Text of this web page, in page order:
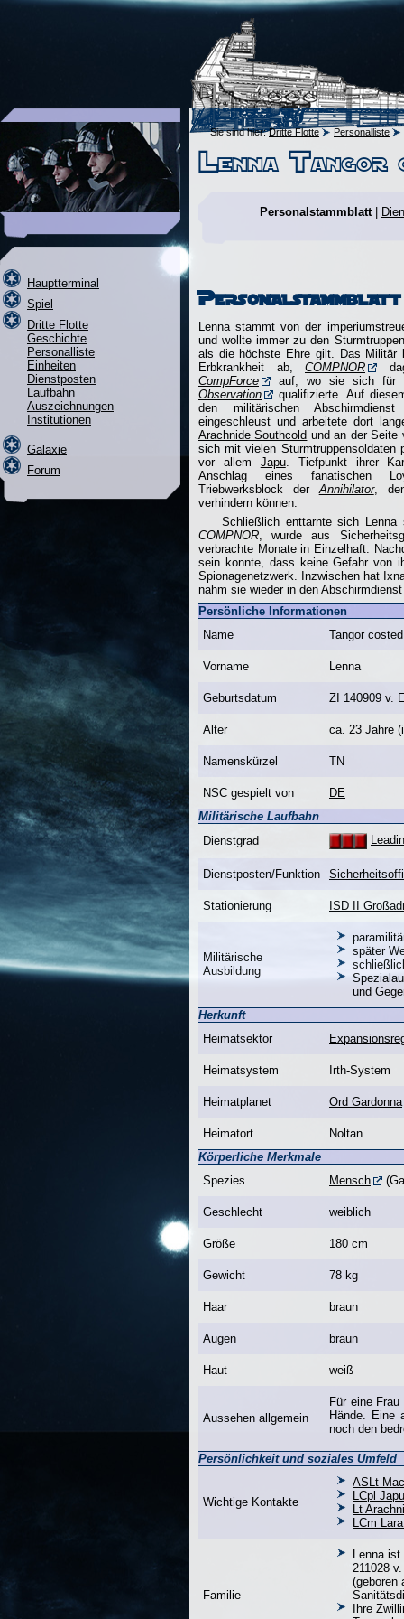
Hauptterminal
Spiel
Dritte Flotte
Geschichte
Personalliste
Einheiten
Dienstposten
Laufbahn
Auszeichnungen
Institutionen
Galaxie
Forum
Sie sind hier:Dritte Flotte Personalliste
Lenna Tangor
Personalstammblatt
Personalstammblatt
Lenna stammt von der
und wollte immer zu den
als die höchste Ehre gilt. Das Militär
Erbkrankheit ab, COMPNOR
CompForce
auf, wo sie sich für
Observation
qualifizierte. Auf
den militärischen
eingeschleust und arbeitete dort
Arachnide Southcold und an der Seite
sich mit vielen Sturmtruppensoldaten
vor allem Japu. Tiefpunkt ihrer
Anschlag eines fanatischen
Triebwerksblock der Annihilator,
verhindern können.
Schließlich enttarnte sich
COMPNOR, wurde aus
verbrachte Monate in Einzelhaft.
sein konnte, dass keine Gefahr von
Spionagenetzwerk. Inzwischen hat
nahm sie wieder in den
Persönliche Informationen
Name
Tangor
Vorname Lenna
Geburtsdatum ZI 140909 v.
Alter ca. 23 Jahre
Namenskürzel TN
NSC gespielt von
DE
Militärische Laufbahn
Dienstgrad
Dienstposten/Funktion
Stationierung ISD II
Militärische
Ausbildung
später
und
Herkunft
Heimatsektor
Heimatsystem Irth-System
Heimatplanet Ord Gardonna
Heimatort
Noltan
Körperliche Merkmale
Spezies
Mensch
Geschlecht weiblich
Größe 180 cm
Gewicht 78 kg
Haar braun
Augen braun
Haut weiß
Aussehen allgemein
Für eine
Hände. Eine
noch den
Persönlichkeit und soziales Umfeld
Wichtige Kontakte
ASLt
LCpl Japu
Lt
LCm
Familie
Lenna ist
211028
(geboren
Ihre